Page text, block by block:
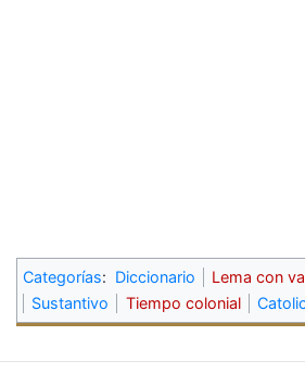
Categorías: Diccionario Lema con
Sustantivo
Tiempo colonial